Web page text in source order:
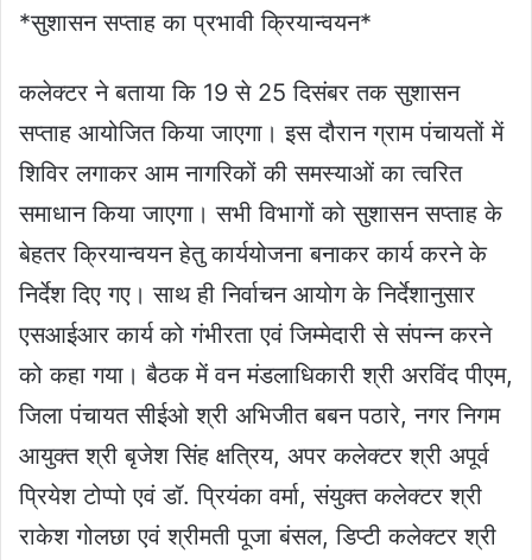
*सुशासन सप्ताह का प्रभावी क्रियान्वयन*
कलेक्टर ने बताया कि 19 से 25 दिसंबर तक सुशासन
सप्ताह आयोजित किया जाएगा। इस दौरान ग्राम पंचायतों में
शिविर लगाकर आम नागरिकों की समस्याओं का त्वरित
समाधान किया जाएगा। सभी विभागों को सुशासन सप्ताह के
बेहतर क्रियान्वयन हेतु कार्ययोजना बनाकर कार्य करने के
निर्देश दिए गए। साथ ही निर्वाचन आयोग के निर्देशानुसार
एसआईआर कार्य को गंभीरता एवं जिम्मेदारी से संपन्न करने
को कहा गया। बैठक में वन मंडलाधिकारी श्री अरविंद पीएम,
जिला पंचायत सीईओ श्री अभिजीत बबन पठारे, नगर निगम
आयुक्त श्री बृजेश सिंह क्षत्रिय, अपर कलेक्टर श्री अपूर्व
प्रियेश टोप्पो एवं डॉ. प्रियंका वर्मा, संयुक्त कलेक्टर श्री
राकेश गोलछा एवं श्रीमती पूजा बंसल, डिप्टी कलेक्टर श्री